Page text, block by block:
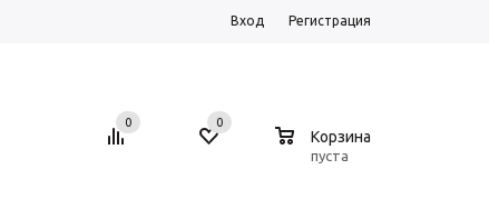
Вход Регистрация
0 0
Корзина
пуста